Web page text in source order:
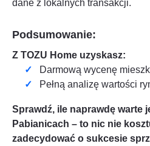
dane z lokalnych transakcji.
Podsumowanie:
Z TOZU Home uzyskasz:
Darmową wycenę
Pełną analizę wartości
Sprawdź, ile naprawdę warte
Pabianicach – to nic nie
zadecydować o sukcesie